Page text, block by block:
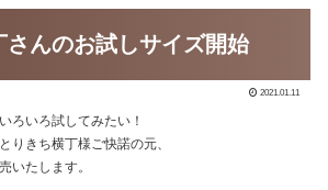
さんのお試しサイズ開始
2021.01.11
ろいろ試してみたい！
りきち横丁様ご快諾の元、
いたします。